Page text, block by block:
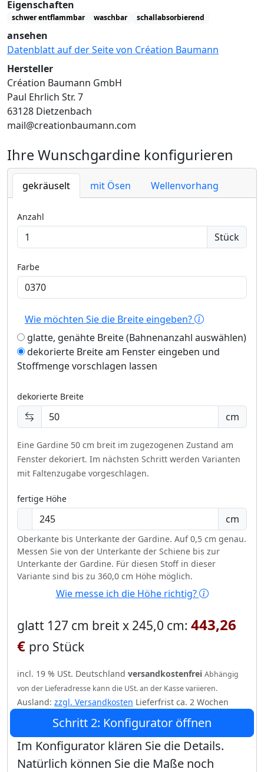
Eigenschaften
schwer entflammbar waschbar schallabsorbierend
ansehen
Datenblatt auf der Seite von Création Baumann
Hersteller
Création Baumann GmbH
Paul Ehrlich Str. 7
63128 Dietzenbach
mail@creationbaumann.com
Ihre Wunschgardine konfigurieren
gekräuselt mit Ösen Wellenvorhang
Anzahl
Stück
Farbe
Wie möchten Sie die Breite eingeben?
glatte, genähte Breite (Bahnenanzahl auswählen)
dekorierte Breite am Fenster eingeben und
Stoffmenge vorschlagen lassen
dekorierte Breite
cm
Eine Gardine 50 cm breit im zugezogenen Zustand am
Fenster dekoriert. Im nächsten Schritt werden Varianten
mit Faltenzugabe vorgeschlagen.
fertige Höhe
cm
Oberkante bis Unterkante der Gardine. Auf 0,5 cm genau.
Messen Sie von der Unterkante der Schiene bis zur
Unterkante der Gardine. Für diesen Stoff in dieser
Variante sind bis zu 360,0 cm Höhe möglich.
Wie messe ich die Höhe richtig?
glatt 127 cm breit x 245,0 cm: 443,26
€ pro Stück
incl. 19 % USt. Deutschland versandkostenfrei Abhängig
von der Lieferadresse kann die USt. an der Kasse variieren.
Ausland: zzgl. Versandkosten Lieferfrist ca. 2 Wochen
Schritt 2: Konfigurator öffnen
Im Konfigurator klären Sie die Details.
Natürlich können Sie die Maße noch